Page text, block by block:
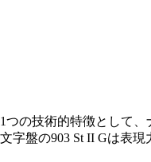
の技術的特徴として
字盤の903 St II Gは表